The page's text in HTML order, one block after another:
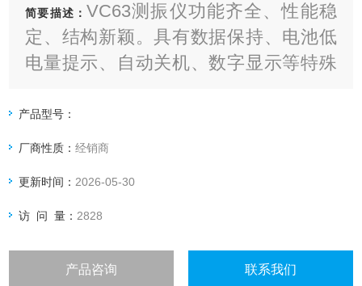
简要描述： VC63测振仪功能齐全、性能稳
定、结构新颖。具有数据保持、电池低
电量提示、自动关机、数字显示等特殊
择
产品型号：
厂商性质：经销商
更新时间： 2026-05-30
访 问 量： 2828
产品咨询 联系我们